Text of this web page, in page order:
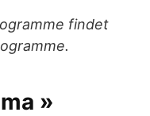
findet
»